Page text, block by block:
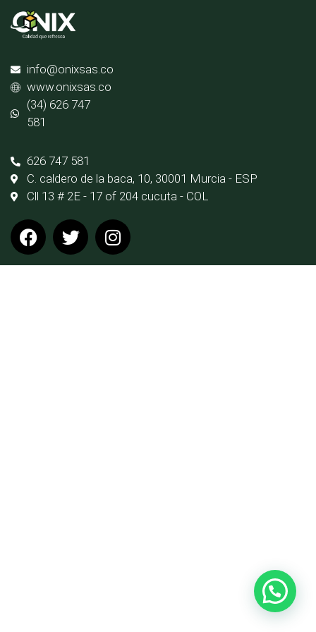
info@onixsas.co
www.onixsas.co
(34) 626 747
581
626 747 581
C. caldero de la baca, 10, 30001 Murcia - ESP
Cll 13 # 2E - 17 of 204 cucuta - COL